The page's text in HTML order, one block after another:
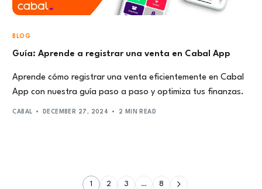
BLOG
Guía: Aprende a registrar una venta en Cabal App
Aprende cómo registrar una venta eficientemente en Cabal
App con nuestra guía paso a paso y optimiza tus finanzas.
CABAL DECEMBER 27, 2024 2 MIN READ
1 2 3 … 8